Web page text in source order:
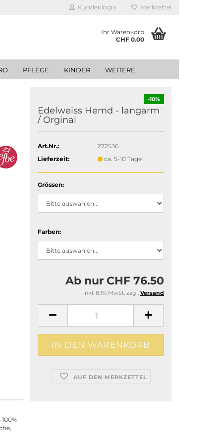
Kundenlogin Merkzettel
Ihr Warenkorb
CHF 0.00
PFLEGE KINDER WEITERE
-10%
Edelweiss Hemd - langarm
/ Orginal
Art.Nr.:
272536
Lieferzeit:
ca. 5-10 Tage
Grössen:
Farben:
Ab nur CHF 76.50
inkl. 8.1% MwSt. zzgl. Versand
AUF DEN MERKZETTEL